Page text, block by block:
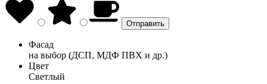
Фасад
на выбор (ДСП, МДФ ПВХ и др.)
Цвет
Светлый